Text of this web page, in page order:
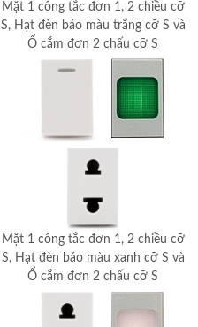
Mặt 1 công tắc đơn 1, 2 chiều cỡ
S, Hạt đèn báo màu trắng cỡ S và
Ổ cắm đơn 2 chấu cỡ S
Mặt 1 công tắc đơn 1, 2 chiều cỡ
S, Hạt đèn báo màu xanh cỡ S và
Ổ cắm đơn 2 chấu cỡ S